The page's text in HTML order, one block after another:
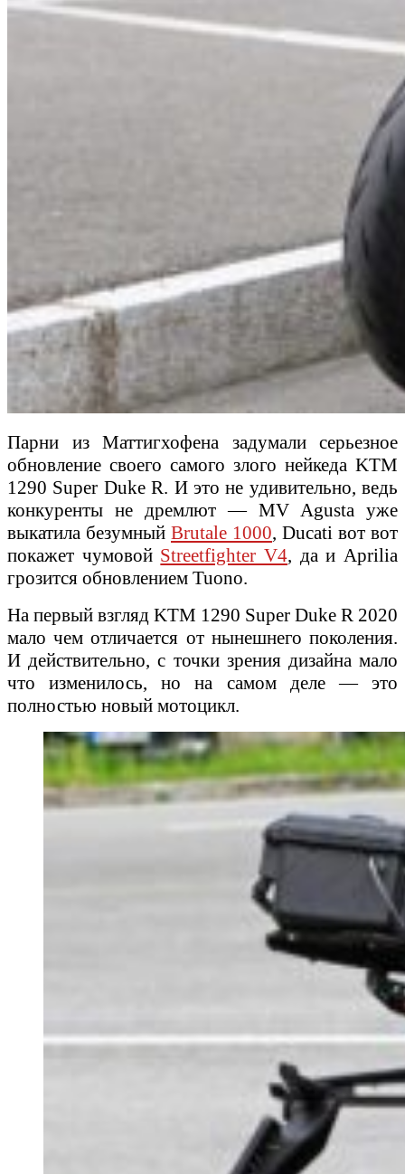
Парни из Маттигхофена задумали серьезное
обновление своего самого злого нейкеда KTM
1290 Super Duke R. И это не удивительно, ведь
конкуренты не дремлют — MV Agusta уже
выкатила безумный Brutale 1000, Ducati вот вот
покажет чумовой Streetfighter V4, да и Aprilia
грозится обновлением Tuono.
На первый взгляд KTM 1290 Super Duke R 2020
мало чем отличается от нынешнего поколения.
И действительно, с точки зрения дизайна мало
что изменилось, но на самом деле — это
полностью новый мотоцикл.